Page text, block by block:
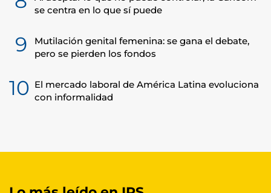
se centra en lo que sí puede
9
Mutilación genital femenina: se gana el debate,
pero se pierden los fondos
10 El mercado laboral de América Latina evoluciona
con informalidad